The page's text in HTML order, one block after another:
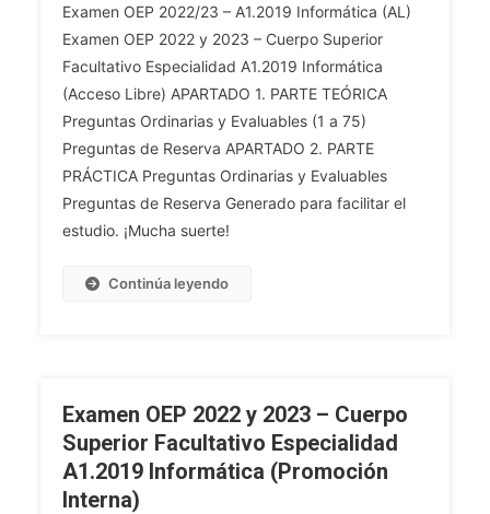
OEP
2022
Y
2023
–
Cuerpo
Superior
Facultativo
Especialidad
A1.2019
(Acceso
Examen OEP 2022/23 – A1.2019 Informática (AL)
Examen OEP 2022 y 2023 – Cuerpo Superior
Facultativo Especialidad A1.2019 Informática
(Acceso Libre) APARTADO 1. PARTE TEÓRICA
Preguntas Ordinarias y Evaluables (1 a 75)
Preguntas de Reserva APARTADO 2. PARTE
PRÁCTICA Preguntas Ordinarias y Evaluables
Preguntas de Reserva Generado para facilitar el
estudio. ¡Mucha suerte!
Continúa leyendo
Examen OEP 2022 y 2023 – Cuerpo
Superior Facultativo Especialidad
A1.2019 Informática (Promoción
Interna)